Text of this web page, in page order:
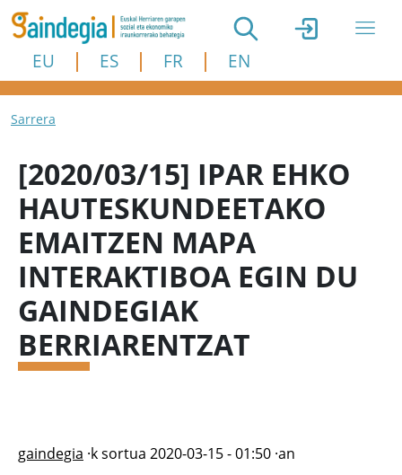
Skip to main content
EU ES FR EN
Breadcrumb
Sarrera
[2020/03/15] IPAR EHKO
HAUTESKUNDEETAKO
EMAITZEN MAPA
INTERAKTIBOA EGIN DU
GAINDEGIAK
BERRIARENTZAT
gaindegia ·k sortua 2020-03-15 - 01:50 ·an